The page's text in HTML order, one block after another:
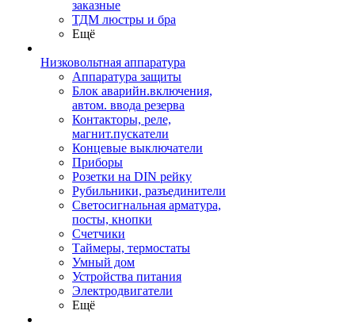
заказные
ТДМ люстры и бра
Ещё
Низковольтная аппаратура
Аппаратура защиты
Блок аварийн.включения,
автом. ввода резерва
Контакторы, реле,
магнит.пускатели
Концевые выключатели
Приборы
Розетки на DIN рейку
Рубильники, разъединители
Светосигнальная арматура,
посты, кнопки
Счетчики
Таймеры, термостаты
Умный дом
Устройства питания
Электродвигатели
Ещё